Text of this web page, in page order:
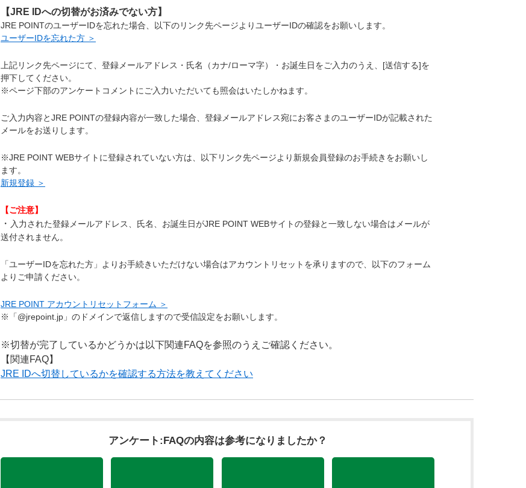
【JRE IDへの切替がお済みでない方】
JRE POINTのユーザーIDを忘れた場合、以下のリンク先ページよりユーザーIDの確認をお願いします。
ユーザーIDを忘れた方 ＞
上記リンク先ページにて、登録メールアドレス・氏名（カナ/ローマ字）・お誕生日をご入力のうえ、[送信する]を
押下してください。
※ページ下部のアンケートコメントにご入力いただいても照会はいたしかねます。
ご入力内容とJRE POINTの登録内容が一致した場合、登録メールアドレス宛にお客さまのユーザーIDが記載された
メールをお送りします。
※JRE POINT WEBサイトに登録されていない方は、以下リンク先ページより新規会員登録のお手続きをお願いし
ます。
新規登録 ＞
【ご注意】
・ 入力された登録メールアドレス、氏名、お誕生日がJRE POINT WEBサイトの登録と一致しない場合はメールが
送付されません。
「ユーザーIDを忘れた方」よりお手続きいただけない場合はアカウントリセットを承りますので、以下のフォーム
よりご申請ください。
JRE POINT アカウントリセットフォーム ＞
※「@jrepoint.jp」のドメインで返信しますので受信設定をお願いします。
※切替が完了しているかどうかは以下関連FAQを参照のうえご確認ください。
【関連FAQ】
JRE IDへ切替しているかを確認する方法を教えてください
アンケート:FAQの内容は参考になりましたか？